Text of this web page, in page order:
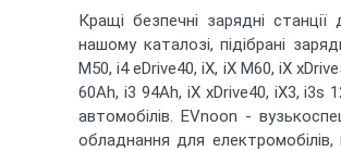
Кращі безпечні зарядні
нашому каталозі, підібрані
M50, i4 eDrive40, iX, iX M60, iX
60Ah, i3 94Ah, iX xDrive40, iX3, i3s
автомобілів. EVnoon -
обладнання для електромобілів,